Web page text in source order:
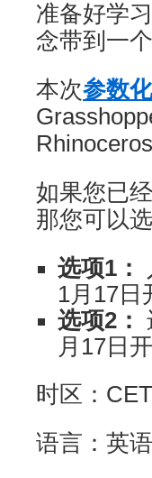
准备好学
念带到一
本次参数
如果您已
那您可以
选项1：
1月17日
选项2：
月17日
时区：
语言：英语